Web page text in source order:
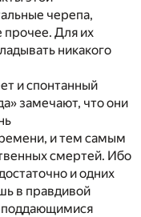
черепа,
прочее. Для их
никакого
и спонтанный
замечают, что они
и тем самым
смертей. Ибо
и одних
в правдивой
поддающимися